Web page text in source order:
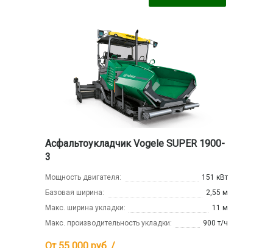
Асфальтоукладчик Vogele SUPER 1900-
3
Мощность двигателя:
151 кВт
Базовая ширина:
2,55 м
Макс. ширина укладки:
11 м
Макс. производительность укладки:
900 т/ч
От 55 000 руб. /